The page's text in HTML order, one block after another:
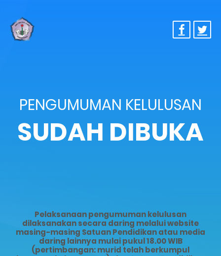
PENGUMUMAN KELULUSAN
SUDAH DIBUKA
Pelaksanaan pengumuman kelulusan
dilaksanakan secara daring melalui website
masing-masing Satuan Pendidikan atau media
daring lainnya mulai pukul 18.00 WIB
(pertimbangan: murid telah berkumpul